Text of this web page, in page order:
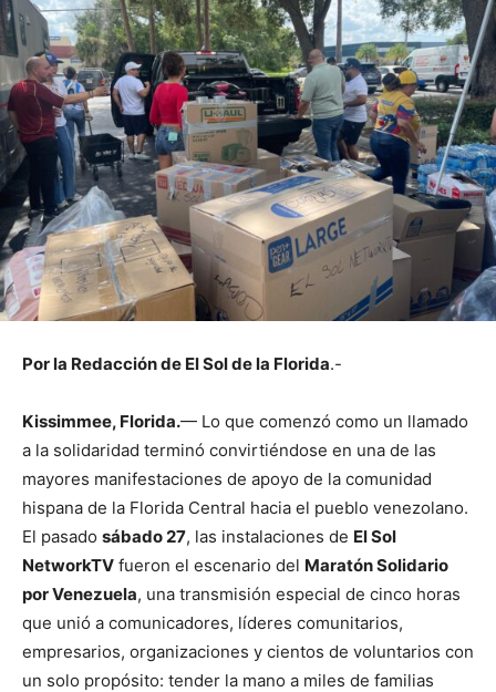
Por la Redacción de El Sol de la Florida.-
Kissimmee, Florida.— Lo que comenzó como un llamado
a la solidaridad terminó convirtiéndose en una de las
mayores manifestaciones de apoyo de la comunidad
hispana de la Florida Central hacia el pueblo venezolano.
El pasado sábado 27, las instalaciones de El Sol
NetworkTV fueron el escenario del Maratón Solidario
por Venezuela, una transmisión especial de cinco horas
que unió a comunicadores, líderes comunitarios,
empresarios, organizaciones y cientos de voluntarios con
un solo propósito: tender la mano a miles de familias